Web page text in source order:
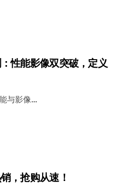
性能影像双突破，定义
能与影像…
，抢购从速！